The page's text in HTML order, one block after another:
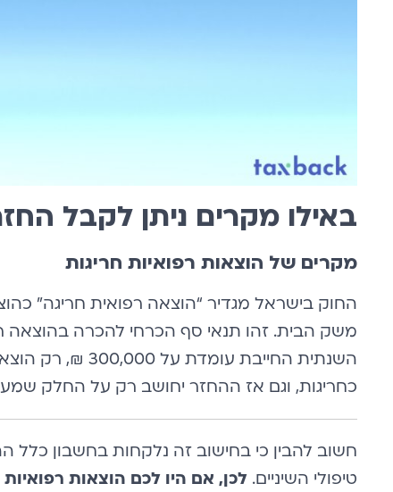
באילו מקרים ניתן לקבל
מקרים של הוצאות רפואיות חריגות
משק הבית. זהו תנאי סף הכרחי להכרה
כחריגות, וגם אז ההחזר יחושב רק על החלק
חשוב להבין כי בחישוב זה נלקחות בחשבון
טיפולי השיניים. לכן, אם היו לכם הוצאות